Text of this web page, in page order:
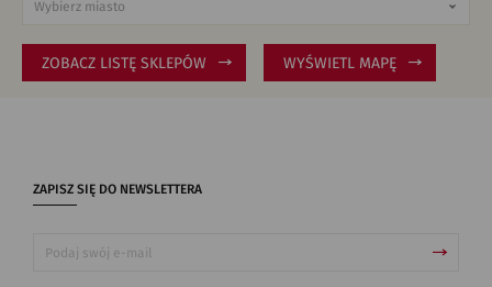
ZOBACZ LISTĘ SKLEPÓW WYŚWIETL MAPĘ
ZAPISZ SIĘ DO NEWSLETTERA